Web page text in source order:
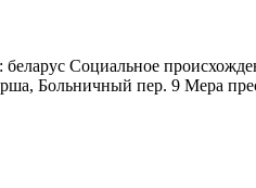
Социальное
Больничный пер. 9 Мера